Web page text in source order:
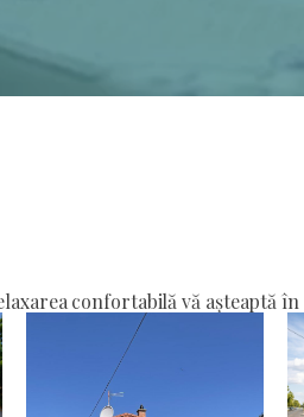
confortabilă vă așteaptă în